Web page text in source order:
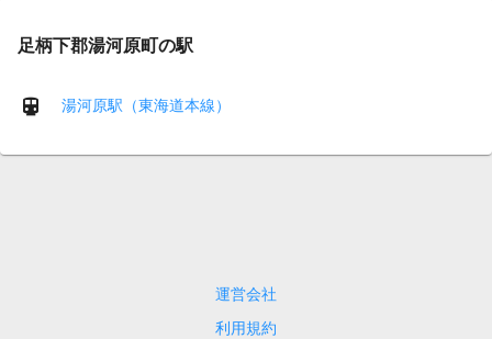
足柄下郡湯河原町の駅
湯河原駅（東海道本線）
運営会社
利用規約